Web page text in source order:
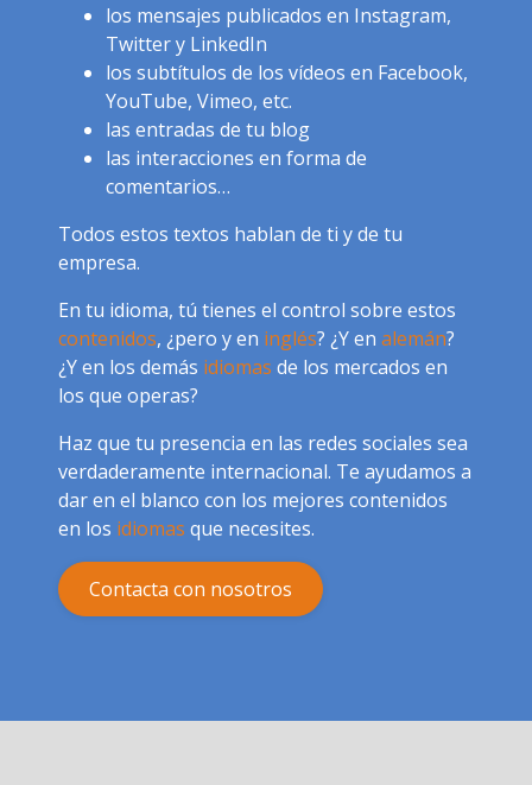
los mensajes publicados en Instagram,
Twitter y LinkedIn
los subtítulos de los vídeos en Facebook,
YouTube, Vimeo, etc.
las entradas de tu blog
las interacciones en forma de
comentarios…
Todos estos textos hablan de ti y de tu
empresa.
En tu idioma, tú tienes el control sobre estos
contenidos, ¿pero y en inglés? ¿Y en alemán?
¿Y en los demás idiomas de los mercados en
los que operas?
Haz que tu presencia en las redes sociales sea
verdaderamente internacional. Te ayudamos a
dar en el blanco con los mejores contenidos
en los idiomas que necesites.
Contacta con nosotros